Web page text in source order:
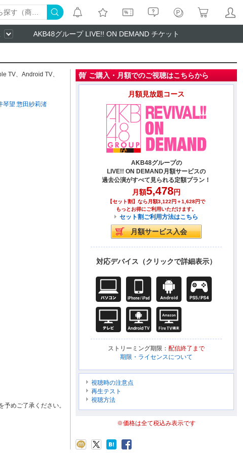
AKB48グループ LIVE!! ON DEMAND チケット
TV、 Android TV、
琴望 惣田紗莉渚
めご了承ください。
ご購入・月額でのご視聴はこちらから
月額見放題コース
AKB48グループの
LIVE!! ON DEMAND月額サービスの
過去公演がすべて見られる定額プラン！
月額5,478円
【セット割】なら月額3,122円＋1,628円で
もっとお得にご利用いただけます。
セット割ご利用方法はこちら
対応デバイス（クリックで詳細表示）
ストリーミング期限： 配信終了まで
期限・ライセンスについて
視聴時の注意点
再生テスト
視聴方法
※価格は全て税込み表示です